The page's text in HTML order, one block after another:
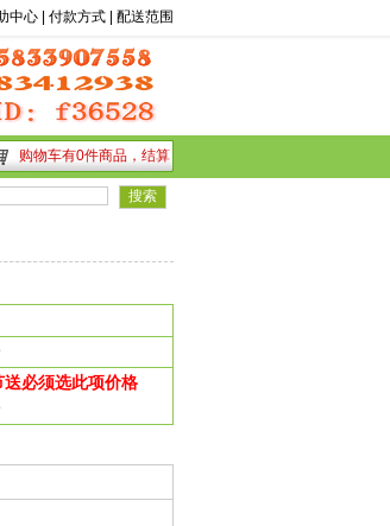
中心 付款方式 配送范围
购物车有0件商品， 结算
11 12
必须选此项价格